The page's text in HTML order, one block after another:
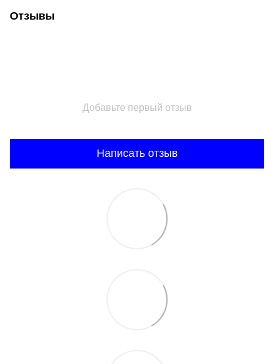
Отзывы
Добавьте первый отзыв
Написать отзыв